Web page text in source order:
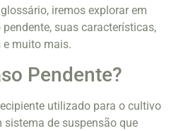
iremos explorar em
suas características,
e muito mais.
Pendente?
utilizado para o cultivo
de suspensão que